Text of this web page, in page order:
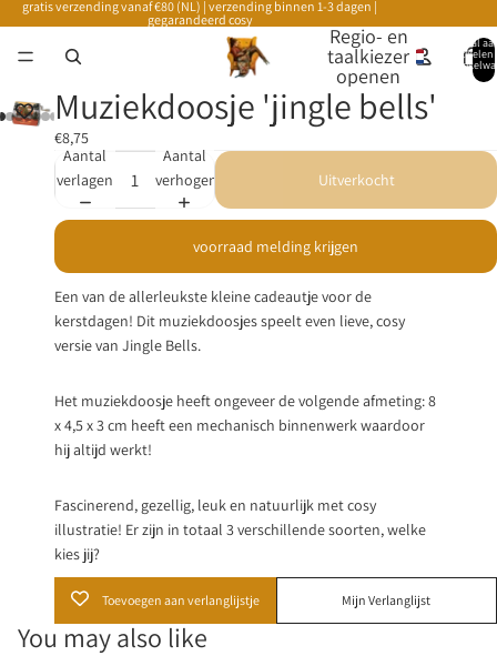
gratis verzending vanaf €80 (NL) | verzending binnen 1-3 dagen |
gegarandeerd cosy
Regio- en
taalkiezer
openen
Totaal
artikelen
Muziekdoosje 'jingle bells'
€8,75
Aantal
verlagen
Aantal
verhogen
Uitverkocht
voorraad melding krijgen
Een van de allerleukste kleine cadeautje voor de
kerstdagen! Dit muziekdoosjes speelt even lieve, cosy
versie van Jingle Bells.
Het muziekdoosje heeft ongeveer de volgende afmeting: 8
x 4,5 x 3 cm heeft een mechanisch binnenwerk waardoor
hij altijd werkt!
Fascinerend, gezellig, leuk en natuurlijk met cosy
illustratie! Er zijn in totaal 3 verschillende soorten, welke
kies jij?
Toevoegen aan verlanglijstje Mijn Verlanglijst
You may also like